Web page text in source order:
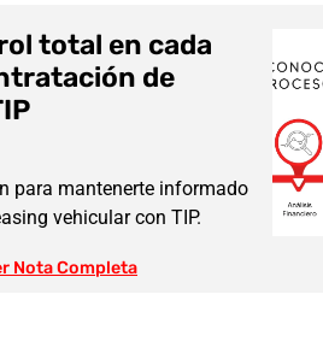
total en cada
de
para mantenerte informado
vehicular con TIP.
Nota Completa